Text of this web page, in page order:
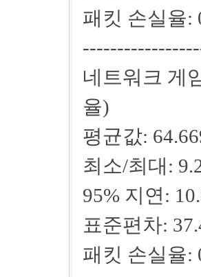
패킷 손실율:
네트워크 게
율)
평균값:
최소/최대:
95% 지연:
표준편차:
패킷 손실율: